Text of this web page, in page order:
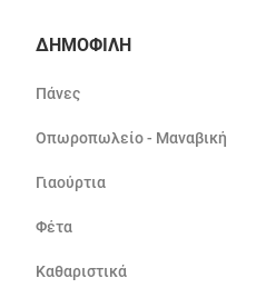
ΔΗΜΟΦΙΛΗ
Πάνες
Οπωροπωλείο - Μαναβική
Γιαούρτια
Φέτα
Καθαριστικά